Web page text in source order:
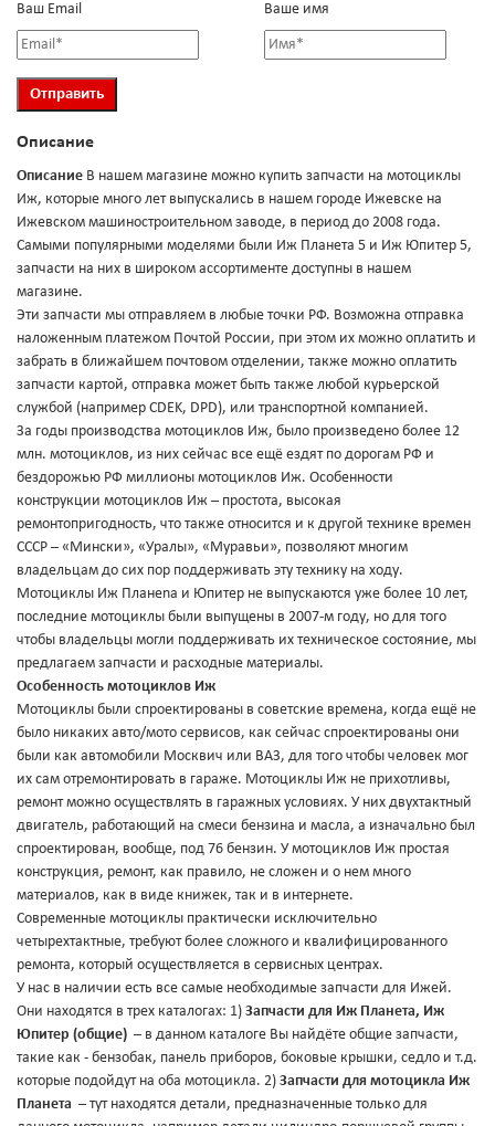
Ваш Email Ваше имя
Описание
Описание В нашем магазине можно купить запчасти на мотоциклы
Иж, которые много лет выпускались в нашем городе Ижевске на
Ижевском машиностроительном заводе, в период до 2008 года.
Самыми популярными моделями были Иж Планета 5 и Иж Юпитер 5,
запчасти на них в широком ассортименте доступны в нашем
магазине.
Эти запчасти мы отправляем в любые точки РФ. Возможна отправка
наложенным платежом Почтой России, при этом их можно оплатить и
забрать в ближайшем почтовом отделении, также можно оплатить
запчасти картой, отправка может быть также любой курьерской
службой (например CDEK, DPD), или транспортной компанией.
За годы производства мотоциклов Иж, было произведено более 12
млн. мотоциклов, из них сейчас все ещё ездят по дорогам РФ и
бездорожью РФ миллионы мотоциклов Иж. Особенности
конструкции мотоциклов Иж – простота, высокая
ремонтопригодность, что также относится и к другой технике времен
СССР – «Мински», «Уралы», «Муравьи», позволяют многим
владельцам до сих пор поддерживать эту технику на ходу.
Мотоциклы Иж Планеnа и Юпитер не выпускаются уже более 10 лет,
последние мотоциклы были выпущены в 2007-м году, но для того
чтобы владельцы могли поддерживать их техническое состояние, мы
предлагаем запчасти и расходные материалы.
Особенность мотоциклов Иж
Мотоциклы были спроектированы в советские времена, когда ещё не
было никаких авто/мото сервисов, как сейчас спроектированы они
были как автомобили Москвич или ВАЗ, для того чтобы человек мог
их сам отремонтировать в гараже. Мотоциклы Иж не прихотливы,
ремонт можно осуществлять в гаражных условиях. У них двухтактный
двигатель, работающий на смеси бензина и масла, а изначально был
спроектирован, вообще, под 76 бензин. У мотоциклов Иж простая
конструкция, ремонт, как правило, не сложен и о нем много
материалов, как в виде книжек, так и в интернете.
Современные мотоциклы практически исключительно
четырехтактные, требуют более сложного и квалифицированного
ремонта, который осуществляется в сервисных центрах.
У нас в наличии есть все самые необходимые запчасти для Ижей.
Они находятся в трех каталогах: 1) Запчасти для Иж Планета, Иж
Юпитер (общие) – в данном каталоге Вы найдёте общие запчасти,
такие как - бензобак, панель приборов, боковые крышки, седло и т.д.
которые подойдут на оба мотоцикла. 2) Запчасти для мотоцикла Иж
Планета – тут находятся детали, предназначенные только для